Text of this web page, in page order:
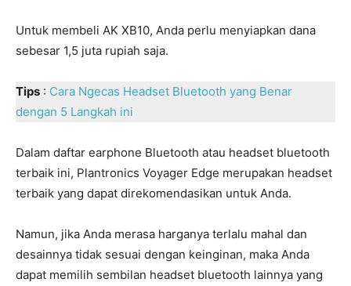
Untuk membeli AK XB10, Anda perlu menyiapkan dana
sebesar 1,5 juta rupiah saja.
Tips : Cara Ngecas Headset Bluetooth yang Benar
dengan 5 Langkah ini
Dalam daftar earphone Bluetooth atau headset bluetooth
terbaik ini, Plantronics Voyager Edge merupakan headset
terbaik yang dapat direkomendasikan untuk Anda.
Namun, jika Anda merasa harganya terlalu mahal dan
desainnya tidak sesuai dengan keinginan, maka Anda
dapat memilih sembilan headset bluetooth lainnya yang